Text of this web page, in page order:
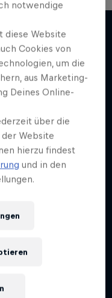
notwendige
diese Website
Cookies von
um die
aus Marketing-
Deines Online-
über die
Website
hierzu findest
und in den